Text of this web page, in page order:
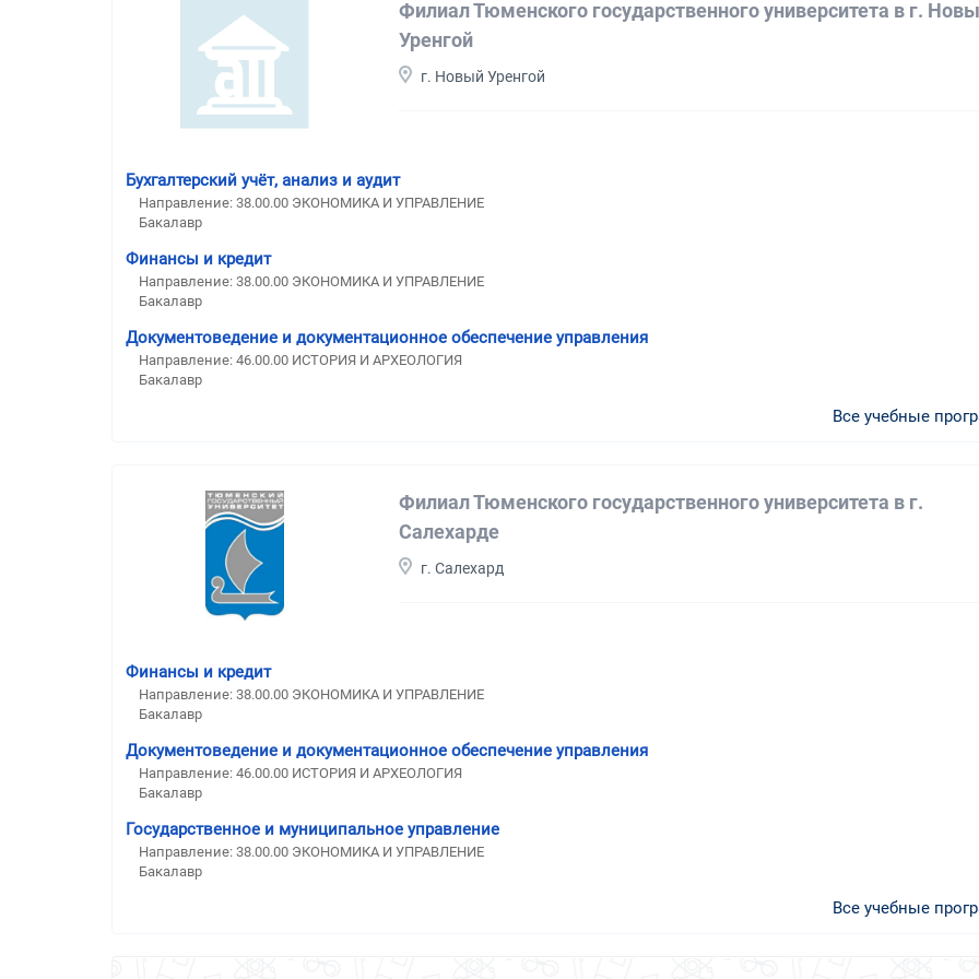
Филиал Тюменского государственного университета в г.
Уренгой
г. Новый Уренгой
Бухгалтерский учёт, анализ и аудит
Направление: 38.00.00 ЭКОНОМИКА И УПРАВЛЕНИЕ
Бакалавр
Финансы и кредит
Направление: 38.00.00 ЭКОНОМИКА И УПРАВЛЕНИЕ
Бакалавр
Документоведение и документационное обеспечение управления
Направление: 46.00.00 ИСТОРИЯ И АРХЕОЛОГИЯ
Бакалавр
Все учебные
Филиал Тюменского государственного университета в г.
Салехарде
г. Салехард
Финансы и кредит
Направление: 38.00.00 ЭКОНОМИКА И УПРАВЛЕНИЕ
Бакалавр
Документоведение и документационное обеспечение управления
Направление: 46.00.00 ИСТОРИЯ И АРХЕОЛОГИЯ
Бакалавр
Государственное и муниципальное управление
Направление: 38.00.00 ЭКОНОМИКА И УПРАВЛЕНИЕ
Бакалавр
Все учебные